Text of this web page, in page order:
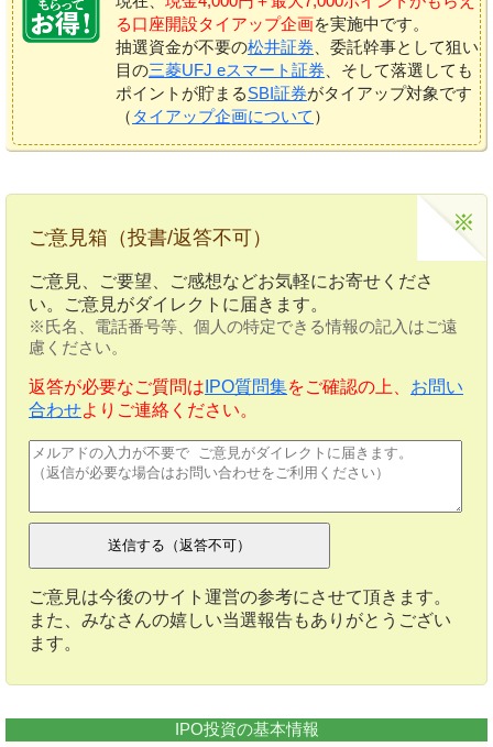
る口座開設タイアップ企画を実施中です。
抽選資金が不要の松井証券 、委託幹事として狙い
目の三菱UFJ eスマート証券 、そして落選しても
ポイントが貯まるSBI証券がタイアップ対象です
（ タイアップ企画について ）
ご意見箱（投書/返答不可）
ご意見、ご要望、ご感想などお気軽にお寄せくださ
い。ご意見がダイレクトに届きます。
※氏名、電話番号等、個人の特定できる情報の記入はご遠
慮ください。
返答が必要なご質問は IPO質問集をご確認の上、 お問い
合わせよりご連絡ください。
ご意見は今後のサイト運営の参考にさせて頂きます。
また、みなさんの嬉しい当選報告もありがとうござい
ます。
IPO投資の基本情報